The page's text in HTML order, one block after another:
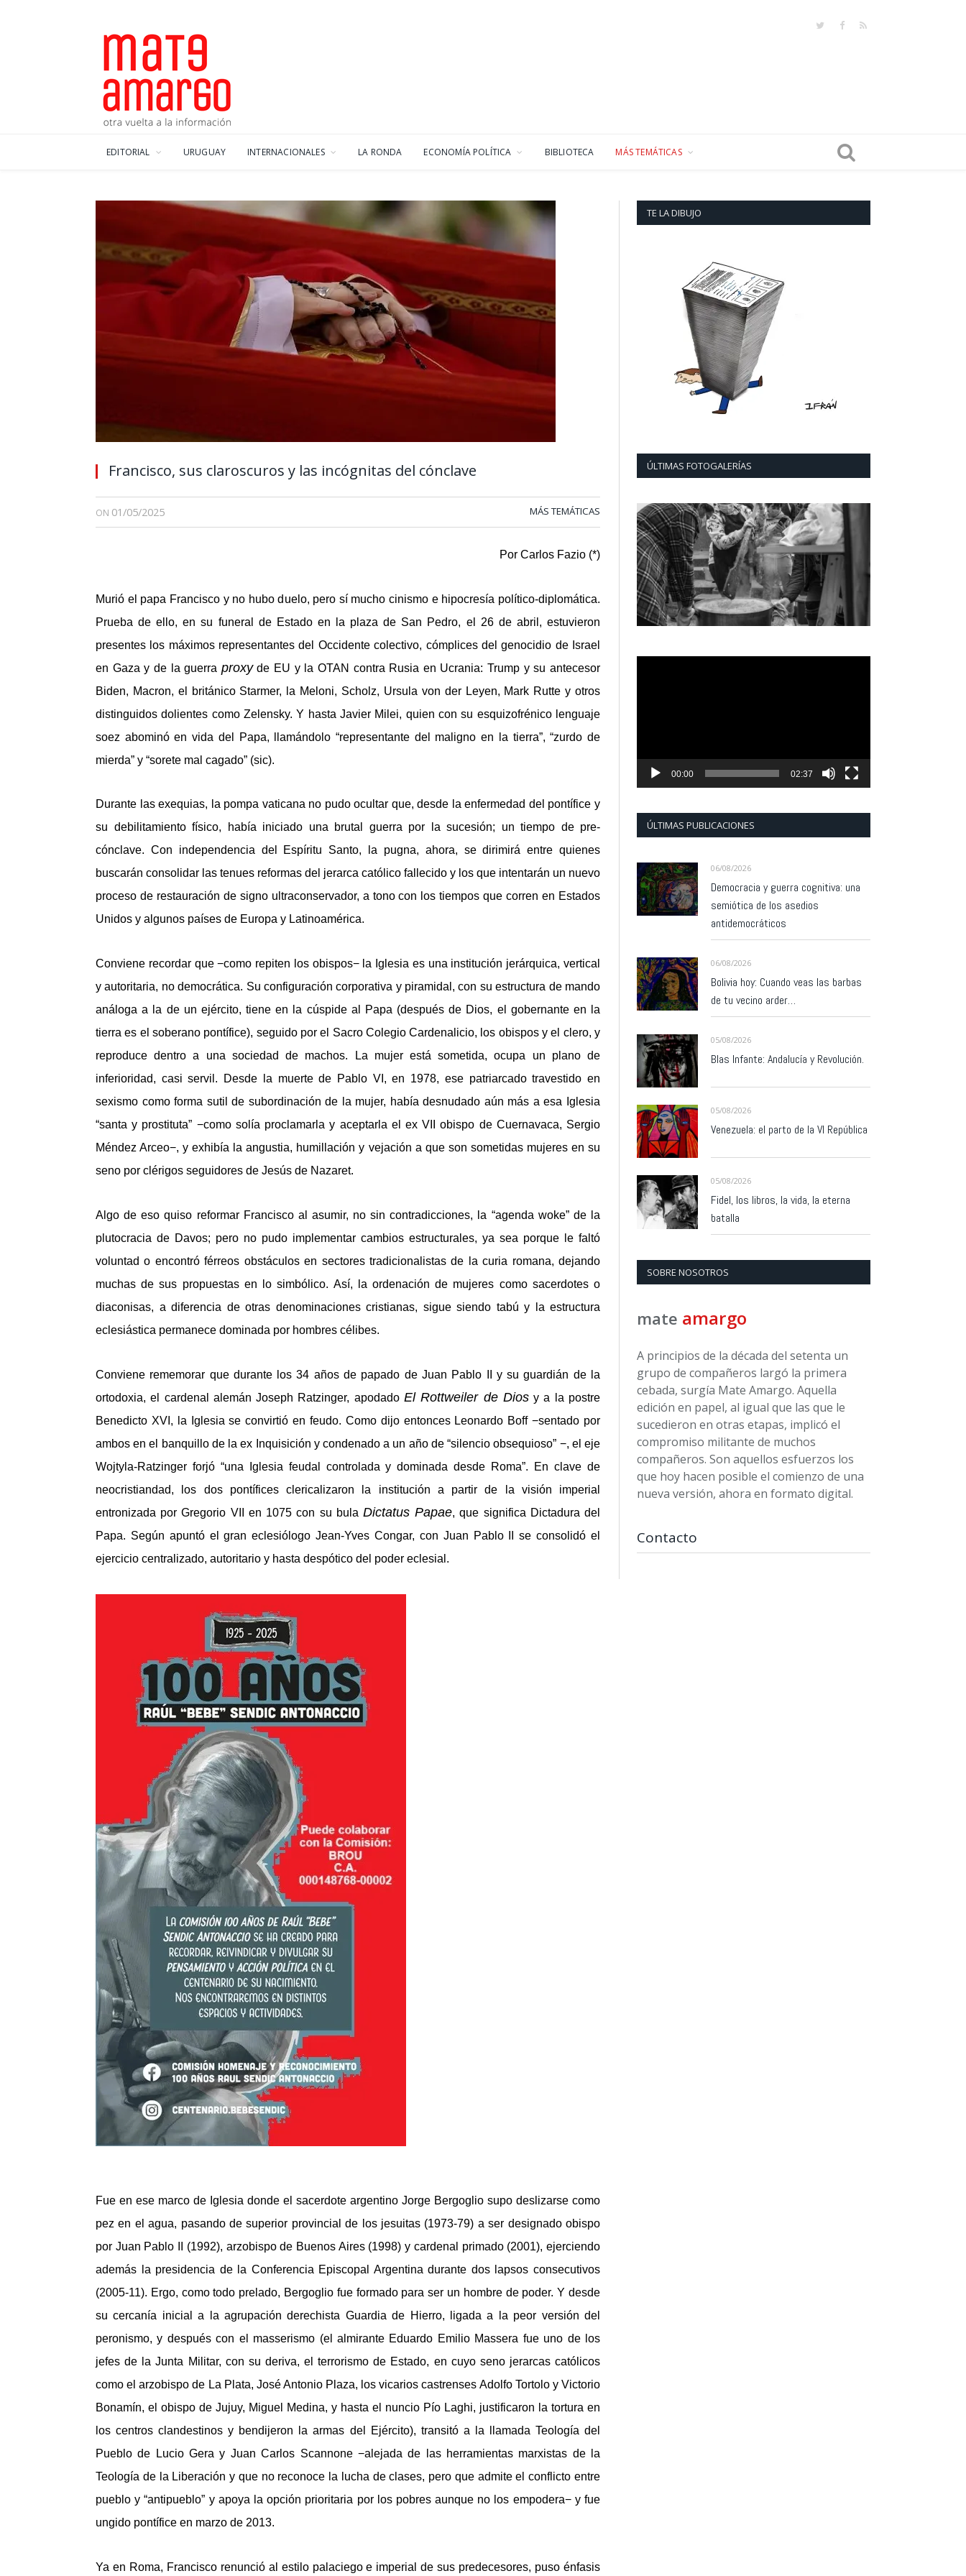
TwitterFacebook
RSS
EDITORIAL URUGUAY INTERNACIONALES LA RONDA ECONOMÍA POLÍTICA BIBLIOTECA MÁS TEMÁTICAS
Francisco, sus claroscuros y las incógnitas del cónclave
ON 01/05/2025 MÁS TEMÁTICAS
Por Carlos Fazio (*)
Murió el papa Francisco y no hubo duelo, pero sí mucho cinismo e hipocresía político-diplomática.
Prueba de ello, en su funeral de Estado en la plaza de San Pedro, el 26 de abril, estuvieron
presentes los máximos representantes del Occidente colectivo, cómplices del genocidio de Israel
en Gaza y de la guerra proxyde EU y la OTAN contra Rusia en Ucrania: Trump y su antecesor
Biden, Macron, el británico Starmer, la Meloni, Scholz, Ursula von der Leyen, Mark Rutte y otros
distinguidos dolientes como Zelensky. Y hasta Javier Milei, quien con su esquizofrénico lenguaje
soez abominó en vida del Papa, llamándolo “representante del maligno en la tierra”, “zurdo de
mierda” y “sorete mal cagado” (sic).
Durante las exequias, la pompa vaticana no pudo ocultar que, desde la enfermedad del pontífice y
su debilitamiento físico, había iniciado una brutal guerra por la sucesión; un tiempo de pre-
cónclave. Con independencia del Espíritu Santo, la pugna, ahora, se dirimirá entre quienes
buscarán consolidar las tenues reformas del jerarca católico fallecido y los que intentarán un nuevo
proceso de restauración de signo ultraconservador, a tono con los tiempos que corren en Estados
Unidos y algunos países de Europa y Latinoamérica.
Conviene recordar que −como repiten los obispos− la Iglesia es una institución jerárquica, vertical
y autoritaria, no democrática. Su configuración corporativa y piramidal, con su estructura de mando
análoga a la de un ejército, tiene en la cúspide al Papa (después de Dios, el gobernante en la
tierra es el soberano pontífice), seguido por el Sacro Colegio Cardenalicio, los obispos y el clero, y
reproduce dentro a una sociedad de machos. La mujer está sometida, ocupa un plano de
inferioridad, casi servil. Desde la muerte de Pablo VI, en 1978, ese patriarcado travestido en
sexismo como forma sutil de subordinación de la mujer, había desnudado aún más a esa Iglesia
“santa y prostituta” −como solía proclamarla y aceptarla el ex VII obispo de Cuernavaca, Sergio
Méndez Arceo−, y exhibía la angustia, humillación y vejación a que son sometidas mujeres en su
seno por clérigos seguidores de Jesús de Nazaret.
Algo de eso quiso reformar Francisco al asumir, no sin contradicciones, la “agenda woke” de la
plutocracia de Davos; pero no pudo implementar cambios estructurales, ya sea porque le faltó
voluntad o encontró férreos obstáculos en sectores tradicionalistas de la curia romana, dejando
muchas de sus propuestas en lo simbólico. Así, la ordenación de mujeres como sacerdotes o
diaconisas, a diferencia de otras denominaciones cristianas, sigue siendo tabú y la estructura
eclesiástica permanece dominada por hombres célibes.
Conviene rememorar que durante los 34 años de papado de Juan Pablo II y su guardián de la
ortodoxia, el cardenal alemán Joseph Ratzinger, apodado El Rottweiler de Diosy a la postre
Benedicto XVI, la Iglesia se convirtió en feudo. Como dijo entonces Leonardo Boff −sentado por
ambos en el banquillo de la ex Inquisición y condenado a un año de “silencio obsequioso” −, el eje
Wojtyla-Ratzinger forjó “una Iglesia feudal controlada y dominada desde Roma”. En clave de
neocristiandad, los dos pontífices clericalizaron la institución a partir de la visión imperial
entronizada por Gregorio VII en 1075 con su bula Dictatus Papae, que significa Dictadura del
Papa. Según apuntó el gran eclesiólogo Jean-Yves Congar, con Juan Pablo II se consolidó el
ejercicio centralizado, autoritario y hasta despótico del poder eclesial.
Fue en ese marco de Iglesia donde el sacerdote argentino Jorge Bergoglio supo deslizarse como
pez en el agua, pasando de superior provincial de los jesuitas (1973-79) a ser designado obispo
por Juan Pablo II (1992), arzobispo de Buenos Aires (1998) y cardenal primado (2001), ejerciendo
además la presidencia de la Conferencia Episcopal Argentina durante dos lapsos consecutivos
(2005-11). Ergo, como todo prelado, Bergoglio fue formado para ser un hombre de poder. Y desde
su cercanía inicial a la agrupación derechista Guardia de Hierro, ligada a la peor versión del
peronismo, y después con el masserismo (el almirante Eduardo Emilio Massera fue uno de los
jefes de la Junta Militar, con su deriva, el terrorismo de Estado, en cuyo seno jerarcas católicos
como el arzobispo de La Plata, José Antonio Plaza, los vicarios castrenses Adolfo Tortolo y Victorio
Bonamín, el obispo de Jujuy, Miguel Medina, y hasta el nuncio Pío Laghi, justificaron la tortura en
los centros clandestinos y bendijeron la armas del Ejército), transitó a la llamada Teología del
Pueblo de Lucio Gera y Juan Carlos Scannone −alejada de las herramientas marxistas de la
Teología de la Liberación y que no reconoce la lucha de clases, pero que admite el conflicto entre
pueblo y “antipueblo” y apoya la opción prioritaria por los pobres aunque no los empodera− y fue
ungido pontífice en marzo de 2013.
Ya en Roma, Francisco renunció al estilo palaciego e imperial de sus predecesores, puso énfasis
TE LA DIBUJO
ÚLTIMAS FOTOGALERÍAS
00:00 02:37
ÚLTIMAS PUBLICACIONES
06/08/2026
Democracia y guerra cognitiva: una
semiótica de los asedios
antidemocráticos
06/08/2026
Bolivia hoy: Cuando veas las barbas
de tu vecino arder…
05/08/2026
Blas Infante: Andalucía y Revolución.
05/08/2026
Venezuela: el parto de la VI República
05/08/2026
Fidel, los libros, la vida, la eterna
batalla
SOBRE NOSOTROS
mate amargo
A principios de la década del setenta un
grupo de compañeros largó la primera
cebada, surgía Mate Amargo. Aquella
edición en papel, al igual que las que le
sucedieron en otras etapas, implicó el
compromiso militante de muchos
compañeros. Son aquellos esfuerzos los
que hoy hacen posible el comienzo de una
nueva versión, ahora en formato digital.
Contacto